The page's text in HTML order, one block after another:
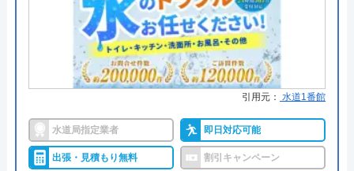
運営会社 株式会社イースマイル
島村禮孝
創業・設立 1992年6月1日創立
所在地
〒542-0066
大阪府大阪市中央区瓦屋町3丁目7-3 イ
ースマイルビル
い決済、クレジットカード
●累計実績
年間25万件、累計500万件の修理交
換実績
●保証・保険
工事保証12年・商品保証10年(最
詳細は公式HPでご確認ください
引用元： 水道1番館
水道局指定業者 即日対応可能
出張・見積もり無料 割引キャンペーン